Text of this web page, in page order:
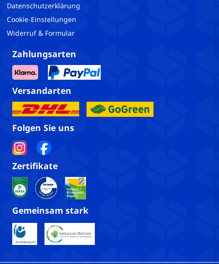
Datenschutzerklärung
Cookie-Einstellungen
Widerruf & Formular
Zahlungsarten
Versandarten
Folgen Sie uns
Zertifikate
Gemeinsam stark